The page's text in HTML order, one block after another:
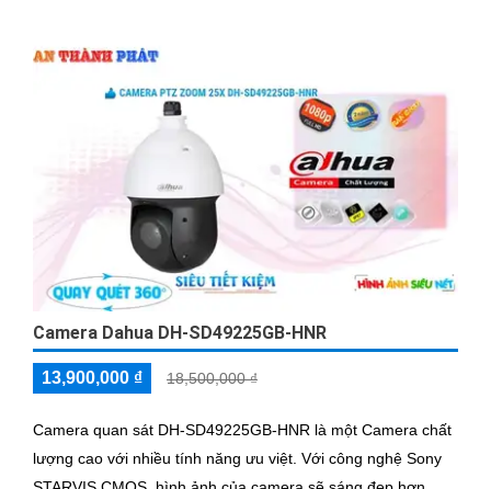
Camera Dahua DH-SD49225GB-HNR
13,900,000 ₫ 18,500,000 ₫
Camera quan sát DH-SD49225GB-HNR là một Camera chất
lượng cao với nhiều tính năng ưu việt. Với công nghệ Sony